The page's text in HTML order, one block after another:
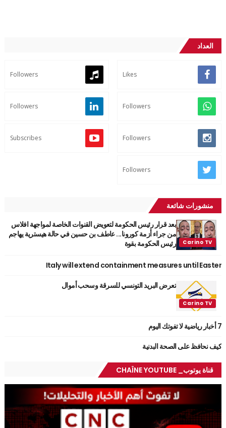
العداد
Likes
Followers
Followers
Followers
Followers
Subscribes
Followers
منشورات شائعة
بعد قرار رئيس الحكومة لتعويض القنوات الخاصة لمواجهة افلاس
من جراء أزمة كورونا... عاطف بن حسين في حالة هيسترية يهاجم
رئيس الحكومة بقوة
Italy will extend containment measures until Easter
تعرض البريد التونسي للسرقة وسحب أموال
7 أخبار رياضية لا تفوتك اليوم
كيف نحافظ على الصحة البدنية
قناة يوتوب_ CHAÎNE YOUTUBE